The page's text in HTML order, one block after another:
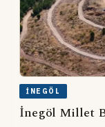
İNEGÖL
İnegöl Millet